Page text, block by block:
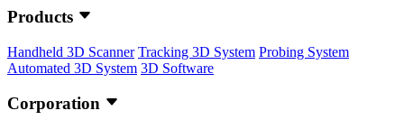
Products
Handheld 3D Scanner Tracking 3D System Probing System
Automated 3D System 3D Software
Corporation